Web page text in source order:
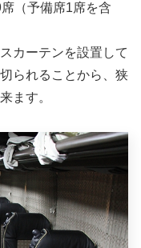
（予備席1席を含
カーテンを設置して
られることから、狭
ます。